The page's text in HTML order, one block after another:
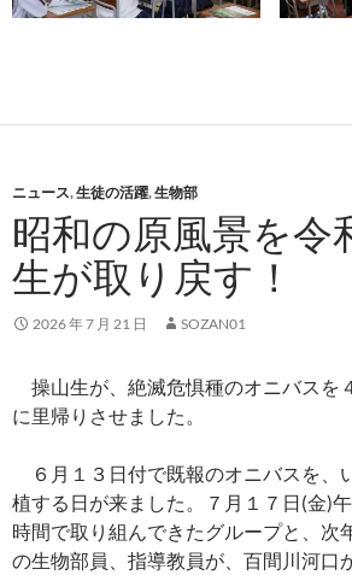
ニュース,生徒の活躍,生物部
昭和の原風景を令
生が取り戻す！
2026 年 7 月 21 日 SOZAN01
操山生が、絶滅危惧種のオニバスを
に里帰りさせました。
６月１３日付で既報のオニバスを、
植する日が来ました。７月１７日(金)
時間で取り組んできたグループと、次
の生物部員、指導教員が、百間川河口